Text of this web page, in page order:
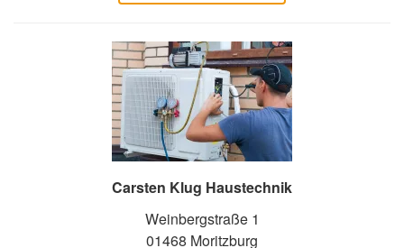
Carsten Klug Haustechnik
Weinbergstraße 1
01468 Moritzburg